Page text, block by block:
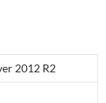
2012 R2